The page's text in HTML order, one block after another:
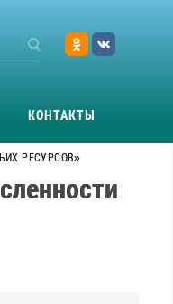
КОНТАКТЫ
РЕСУРСОВ»